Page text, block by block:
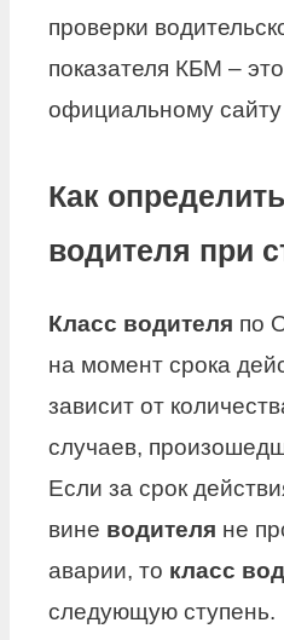
проверки
показателя КБМ –
официальному
Как
водителя при
Класс водителя по
на момент срока
зависит от
случаев,
Если за срок
вине водителя не
аварии, то класс
следующую ступень.